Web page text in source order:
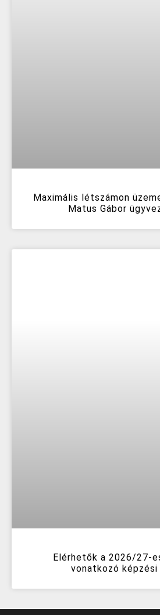
Maximális létszámon
Matus Gábor
Elérhetők a 2026/27-
vonatkozó képzési